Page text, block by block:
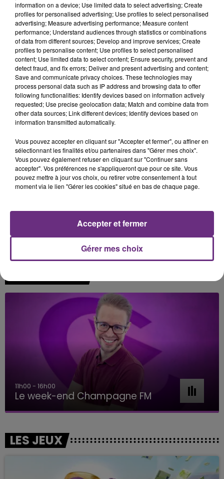
ELTON JOHN FEAT. DUA LIPA
Cold Heart
ORIA
Soiree Mondaine
I Knew It, I Knew You On Ne Change Pas
11h00 - 16h00
Le week-end Champagne FM
LES JEUX
information on a device; Use limited data to select advertising; Create
profiles for personalised advertising; Use profiles to select personalised
advertising; Measure advertising performance; Measure content
performance; Understand audiences through statistics or combinations
of data from different sources; Develop and improve services; Create
profiles to personalise content; Use profiles to select personalised
content; Use limited data to select content; Ensure security, prevent and
detect fraud, and fix errors; Deliver and present advertising and content;
Save and communicate privacy choices. These technologies may
process personal data such as IP address and browsing data to offer
following functionalities: Identify devices based on information actively
requested; Use precise geolocation data; Match and combine data from
other data sources; Link different devices; Identify devices based on
information transmitted automatically.
Vous pouvez accepter en cliquant sur "Accepter et fermer", ou affiner en
sélectionnant les finalités et/ou partenaires dans "Gérer mes choix".
Vous pouvez également refuser en cliquant sur "Continuer sans
accepter". Vos préférences ne s'appliqueront que pour ce site. Vous
pouvez mettre à jour vos choix, ou retirer votre consentement à tout
moment via le lien "Gérer les cookies" situé en bas de chaque page.
Gérer mes choix
Accepter et fermer